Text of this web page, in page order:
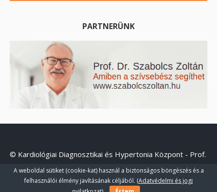
PARTNERÜNK
© Kardiológiai Diagnosztikai és Hypertonia Központ - Prof.
Dr. Szauder Ipoly Ph.D - Minden jog fenntartva.
A weboldal sütiket (cookie-kat) használ a biztonságos böngészés és a
felhasználói élmény javításának céljából. (Adatvédelmi és jogi